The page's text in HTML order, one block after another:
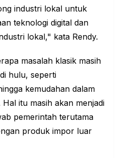
industri lokal untuk
teknologi digital dan
lokal," kata Rendy.
masalah klasik masih
hulu, seperti
kemudahan dalam
itu masih akan menjadi
pemerintah terutama
produk impor luar